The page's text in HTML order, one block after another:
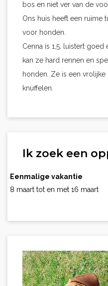
bos en niet ver van de
Ons huis heeft een ruime
voor honden.
Cenna is 1,5, luistert goed
kan ze hard rennen en
honden. Ze is een
knuffelen.
Ik zoek een
Eenmalige vakantie
8 maart tot en met 16 maart